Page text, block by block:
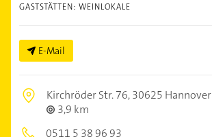
GASTSTÄTTEN: WEINLOKALE
E-Mail
Kirchröder Str. 76,30625 Hannover
3,9 km
0511 5 38 96 93